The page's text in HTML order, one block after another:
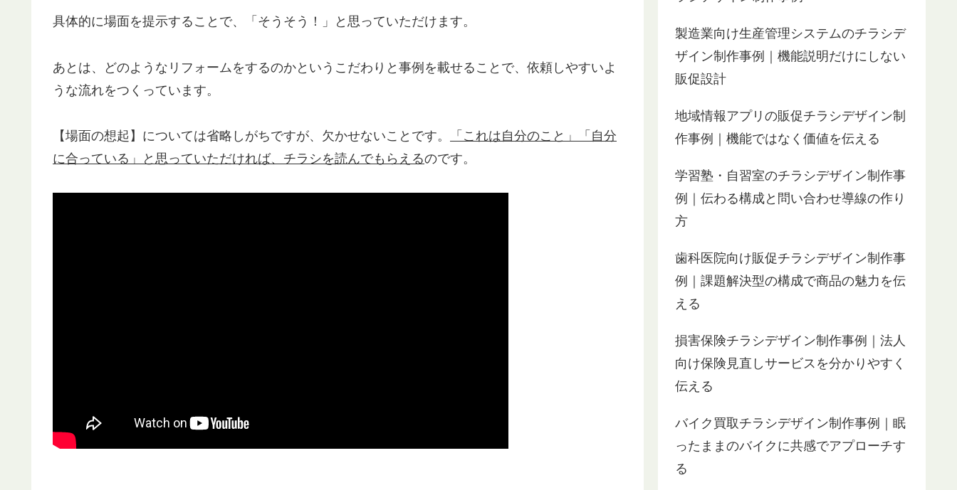
具体的に場面を提示することで、「そうそう！」と思っていただけます。
あとは、どのようなリフォームをするのかというこだわりと事例を載せることで、依頼しやすいよ
うな流れをつくっています。
【場面の想起】については省略しがちですが、欠かせないことです。
「これは自分のこと」「自分
に合っている」と思っていただければ、チラシを読んでもらえるのです。
製造業向け生産管理システムのチラシデ
ザイン制作事例｜機能説明だけにしない
販促設計
地域情報アプリの販促チラシデザイン制
作事例｜機能ではなく価値を伝える
学習塾・自習室のチラシデザイン制作事
例｜伝わる構成と問い合わせ導線の作り
方
歯科医院向け販促チラシデザイン制作事
例｜課題解決型の構成で商品の魅力を伝
える
損害保険チラシデザイン制作事例｜法人
向け保険見直しサービスを分かりやすく
伝える
バイク買取チラシデザイン制作事例｜眠
ったままのバイクに共感でアプローチす
る